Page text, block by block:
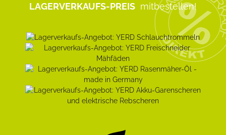
LAGERVERKAUFS-PREIS mitbestellen!